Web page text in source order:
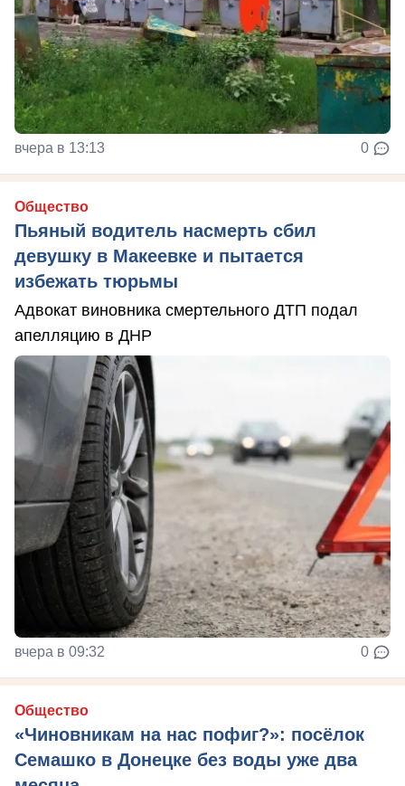
вчера в 13:13 0
Общество
Пьяный водитель насмерть сбил
девушку в Макеевке и пытается
избежать тюрьмы
Адвокат виновника смертельного ДТП подал
апелляцию в ДНР
вчера в 09:32 0
Общество
«Чиновникам на нас пофиг?»: посёлок
Семашко в Донецке без воды уже два